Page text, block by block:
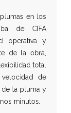
en los
de CIFA
operativa y
de la obra,
total
de
de la pluma y
minutos.